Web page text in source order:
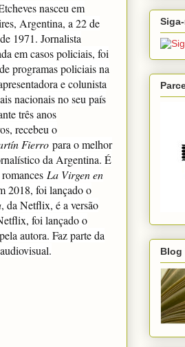
nasceu em
Argentina, a 22 de
1971. Jornalista
em casos policiais, foi
programas policiais na
e colunista
nacionais no seu país
três anos
recebeu o
Fierro para o melhor
da Argentina. É
La Virgen en
2018, foi lançado o
, da Netflix, é a versão
foi lançado o
autora. Faz parte da
Blog